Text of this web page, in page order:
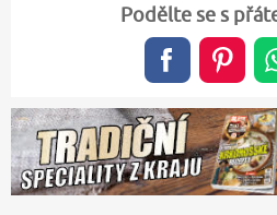
Podělte se s